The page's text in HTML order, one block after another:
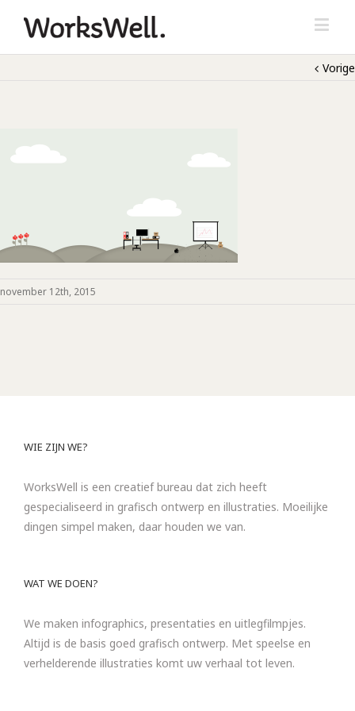
Vorige
november 12th, 2015
WIE ZIJN WE?
WorksWell is een creatief bureau dat zich heeft
gespecialiseerd in grafisch ontwerp en illustraties. Moeilijke
dingen simpel maken, daar houden we van.
WAT WE DOEN?
We maken infographics, presentaties en uitlegfilmpjes.
Altijd is de basis goed grafisch ontwerp. Met speelse en
verhelderende illustraties komt uw verhaal tot leven.